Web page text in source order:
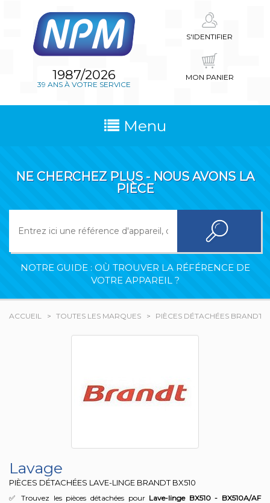
1987/2026
39 ANS À VOTRE SERVICE
S'IDENTIFIER
MON PANIER
Menu
NE CHERCHEZ PLUS - NOUS AVONS LA
PIÈCE
NOTRE GUIDE : OÙ TROUVER LA RÉFÉRENCE DE
VOTRE APPAREIL ?
ACCUEIL TOUTES LES MARQUES PIÈCES DÉTACHÉES BRANDT
Lavage
PIÈCES DÉTACHÉES LAVE-LINGE BRANDTBX510
✅ Trouvez les pièces détachées pour Lave-linge BX510 - BX510A/AF